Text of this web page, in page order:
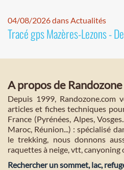
04/08/2026 dans Actualités
Tracé gps Mazères-Lezons -
A propos de Randozone
Depuis 1999, Randozone.com
articles et fiches techniques
France (Pyrénées, Alpes,
Maroc, Réunion...) : spécialisé
le trekking, nous donnons
raquettes à neige, vtt, canyoning
Rechercher un sommet, lac,